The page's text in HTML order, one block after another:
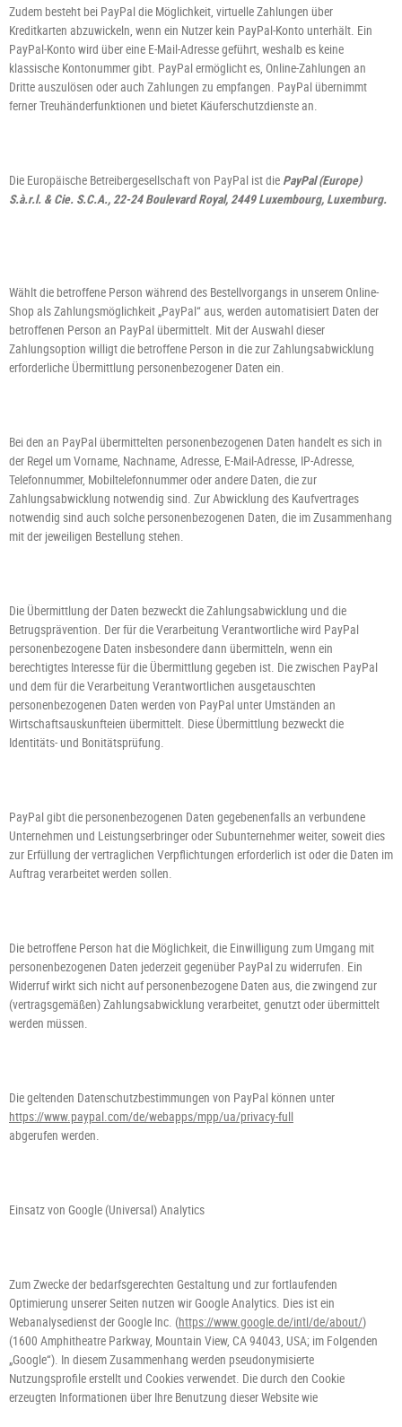
Zudem besteht bei PayPal die Möglichkeit, virtuelle Zahlungen über
Kreditkarten abzuwickeln, wenn ein Nutzer kein PayPal-Konto unterhält. Ein
PayPal-Konto wird über eine E-Mail-Adresse geführt, weshalb es keine
klassische Kontonummer gibt. PayPal ermöglicht es, Online-Zahlungen an
Dritte auszulösen oder auch Zahlungen zu empfangen. PayPal übernimmt
ferner Treuhänderfunktionen und bietet Käuferschutzdienste an.
Die Europäische Betreibergesellschaft von PayPal ist die PayPal (Europe)
S.à.r.l. & Cie. S.C.A., 22-24 Boulevard Royal, 2449 Luxembourg, Luxemburg.
Wählt die betroffene Person während des Bestellvorgangs in unserem Online-
Shop als Zahlungsmöglichkeit „PayPal“ aus, werden automatisiert Daten der
betroffenen Person an PayPal übermittelt. Mit der Auswahl dieser
Zahlungsoption willigt die betroffene Person in die zur Zahlungsabwicklung
erforderliche Übermittlung personenbezogener Daten ein.
Bei den an PayPal übermittelten personenbezogenen Daten handelt es sich in
der Regel um Vorname, Nachname, Adresse, E-Mail-Adresse, IP-Adresse,
Telefonnummer, Mobiltelefonnummer oder andere Daten, die zur
Zahlungsabwicklung notwendig sind. Zur Abwicklung des Kaufvertrages
notwendig sind auch solche personenbezogenen Daten, die im Zusammenhang
mit der jeweiligen Bestellung stehen.
Die Übermittlung der Daten bezweckt die Zahlungsabwicklung und die
Betrugsprävention. Der für die Verarbeitung Verantwortliche wird PayPal
personenbezogene Daten insbesondere dann übermitteln, wenn ein
berechtigtes Interesse für die Übermittlung gegeben ist. Die zwischen PayPal
und dem für die Verarbeitung Verantwortlichen ausgetauschten
personenbezogenen Daten werden von PayPal unter Umständen an
Wirtschaftsauskunfteien übermittelt. Diese Übermittlung bezweckt die
Identitäts- und Bonitätsprüfung.
PayPal gibt die personenbezogenen Daten gegebenenfalls an verbundene
Unternehmen und Leistungserbringer oder Subunternehmer weiter, soweit dies
zur Erfüllung der vertraglichen Verpflichtungen erforderlich ist oder die Daten im
Auftrag verarbeitet werden sollen.
Die betroffene Person hat die Möglichkeit, die Einwilligung zum Umgang mit
personenbezogenen Daten jederzeit gegenüber PayPal zu widerrufen. Ein
Widerruf wirkt sich nicht auf personenbezogene Daten aus, die zwingend zur
(vertragsgemäßen) Zahlungsabwicklung verarbeitet, genutzt oder übermittelt
werden müssen.
Die geltenden Datenschutzbestimmungen von PayPal können unter
https://www.paypal.com/de/webapps/mpp/ua/privacy-full
abgerufen werden.
Einsatz von Google (Universal) Analytics
Zum Zwecke der bedarfsgerechten Gestaltung und zur fortlaufenden
Optimierung unserer Seiten nutzen wir Google Analytics. Dies ist ein
Webanalysedienst der Google Inc. (https://www.google.de/intl/de/about/)
(1600 Amphitheatre Parkway, Mountain View, CA 94043, USA; im Folgenden
„Google“). In diesem Zusammenhang werden pseudonymisierte
Nutzungsprofile erstellt und Cookies verwendet. Die durch den Cookie
erzeugten Informationen über Ihre Benutzung dieser Website wie